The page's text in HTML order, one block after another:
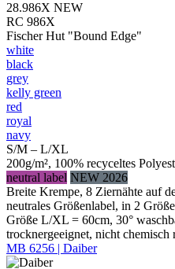
28.986X NEW
RC 986X
Fischer Hut "Bound Edge"
white
black
grey
kelly green
red
royal
navy
S/M – L/XL
200g/m², 100% recyceltes
neutral label NEW 2026
Breite Krempe, 8 Ziernähte auf
neutrales Größenlabel, in 2
Größe L/XL = 60cm, 30°
trocknergeeignet, nicht chemisch
MB 6256 | Daiber